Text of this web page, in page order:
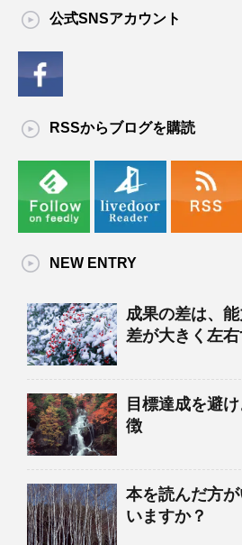
公式SNSアカウント
RSSからブログを購読
NEW ENTRY
成果の差は、
差が大きく左右
目標達成を避
徴
本を読んだ方
いますか？